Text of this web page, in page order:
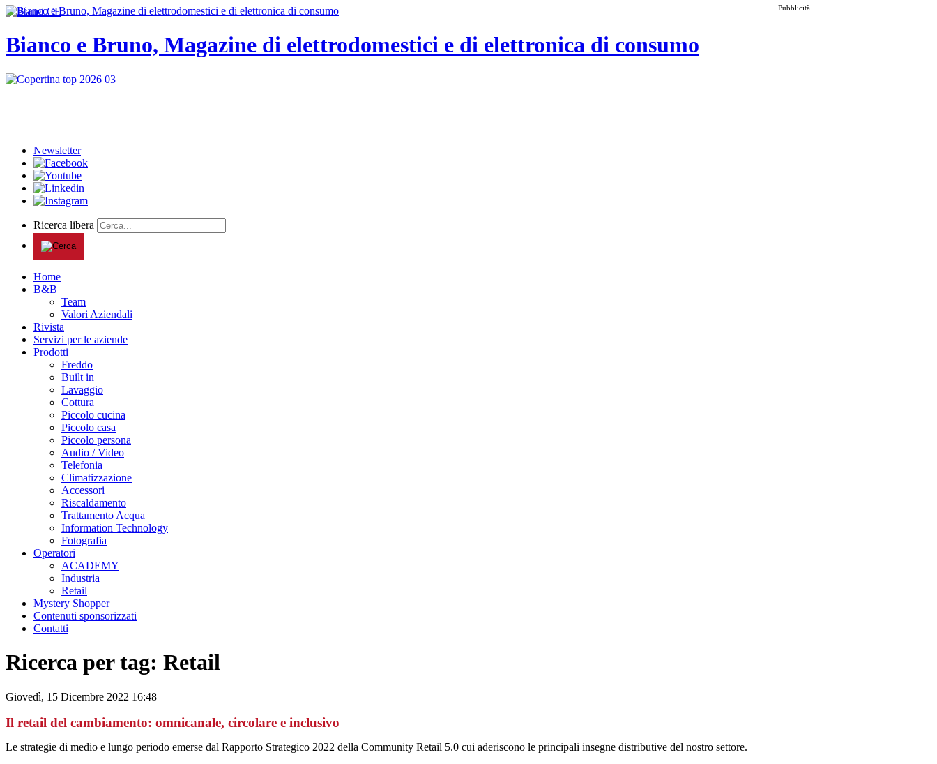
Pubblicità
Bianco e Bruno, Magazine di elettrodomestici e di elettronica di consumo
Newsletter
Ricerca libera
Home
B&B
Team
Valori Aziendali
Rivista
Servizi per le aziende
Prodotti
Freddo
Built in
Lavaggio
Cottura
Piccolo cucina
Piccolo casa
Piccolo persona
Audio / Video
Telefonia
Climatizzazione
Accessori
Riscaldamento
Trattamento Acqua
Information Technology
Fotografia
Operatori
ACADEMY
Industria
Retail
Mystery Shopper
Contenuti sponsorizzati
Contatti
Ricerca per tag: Retail
Giovedì, 15 Dicembre 2022 16:48
Il retail del cambiamento: omnicanale, circolare e inclusivo
Le strategie di medio e lungo periodo emerse dal Rapporto Strategico 2022 della Community Retail 5.0 cui aderiscono le principali insegne distributive del nostro settore.